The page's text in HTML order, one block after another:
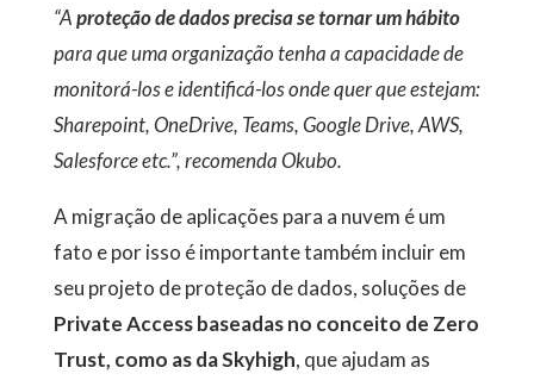
“Aproteção de dados precisa se tornar um hábito
para que uma organização tenha a capacidade de
monitorá-los e identificá-los onde quer que estejam:
Sharepoint, OneDrive, Teams, Google Drive, AWS,
Salesforce etc.”, recomenda Okubo.
A migração de aplicações para a nuvem é um
fato e por isso é importante também incluir em
seu projeto de proteção de dados, soluções de
Private Access baseadas no conceito de Zero
Trust, como as daSkyhigh, que ajudam as